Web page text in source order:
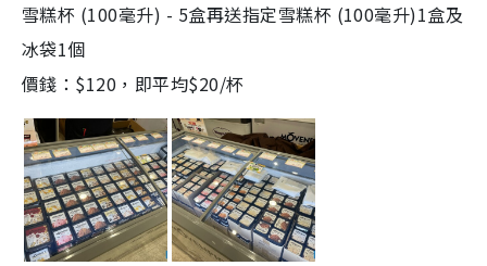
雪糕杯 (100毫升) - 5盒再送指定雪糕杯 (100毫升)1盒及
冰袋1個
價錢：$120，即平均$20/杯